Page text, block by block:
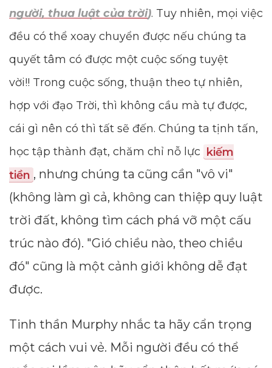
người, thua luật của trời). Tuy nhiên, mọi việc
đều có thể xoay chuyển được nếu chúng ta
quyết tâm có được một cuộc sống tuyệt
vời!! Trong cuộc sống, thuận theo tự nhiên,
hợp với đạo Trời, thì không cầu mà tự được,
cái gì nên có thì tất sẽ đến. Chúng ta tịnh tấn,
học tập thành đạt, chăm chỉ nỗ lực kiếm
tiền , nhưng chúng ta cũng cần "vô vi"
(không làm gì cả, không can thiệp quy luật
trời đất, không tìm cách phá vỡ một cấu
trúc nào đó). "Gió chiều nào, theo chiều
đó" cũng là một cảnh giới không dễ đạt
được.
Tinh thần Murphy nhắc ta hãy cẩn trọng
một cách vui vẻ. Mỗi người đều có thể